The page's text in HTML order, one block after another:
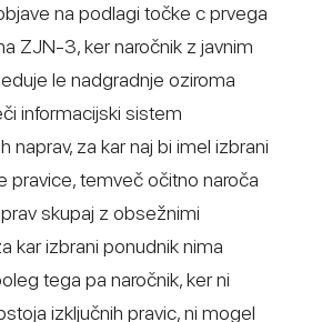
na podlagi točke c prvega
ZJN-3, ker naročnik z javnim
le nadgradnje oziroma
informacijski sistem
naprav, za kar naj bi imel izbrani
pravice, temveč očitno naroča
skupaj z obsežnimi
kar izbrani ponudnik nima
tega pa naročnik, ker ni
izključnih pravic, ni mogel